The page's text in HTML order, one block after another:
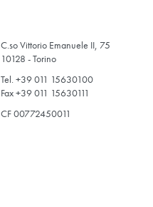
C.so Vittorio Emanuele II, 75
10128 - Torino
Tel. +39 011 15630100
Fax +39 011 15630111
CF 00772450011